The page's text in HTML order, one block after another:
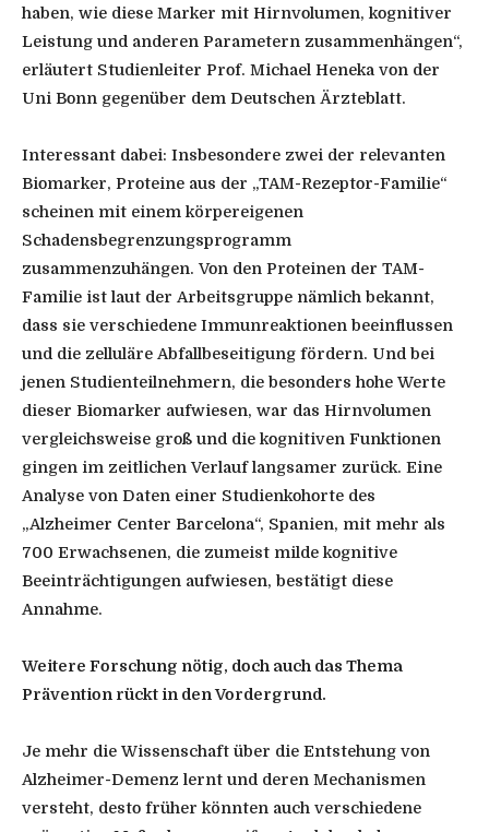
haben, wie diese Marker mit Hirnvolumen, kognitiver
Leistung und anderen Parametern zusammenhängen“,
erläutert Studienleiter Prof. Michael Heneka von der
Uni Bonn gegenüber dem Deutschen Ärzteblatt.
Interessant dabei: Insbesondere zwei der relevanten
Biomarker, Proteine aus der „TAM-Rezeptor-Familie“
scheinen mit einem körpereigenen
Schadensbegrenzungsprogramm
zusammenzuhängen. Von den Proteinen der TAM-
Familie ist laut der Arbeitsgruppe nämlich bekannt,
dass sie verschiedene Immunreaktionen beeinflussen
und die zelluläre Abfallbeseitigung fördern. Und bei
jenen Studienteilnehmern, die besonders hohe Werte
dieser Biomarker aufwiesen, war das Hirnvolumen
vergleichsweise groß und die kognitiven Funktionen
gingen im zeitlichen Verlauf langsamer zurück. Eine
Analyse von Daten einer Studienkohorte des
„Alzheimer Center Barcelona“, Spanien, mit mehr als
700 Erwachsenen, die zumeist milde kognitive
Beeinträchtigungen aufwiesen, bestätigt diese
Annahme.
Weitere Forschung nötig, doch auch das Thema
Prävention rückt in den Vordergrund.
Je mehr die Wissenschaft über die Entstehung von
Alzheimer-Demenz lernt und deren Mechanismen
versteht, desto früher könnten auch verschiedene